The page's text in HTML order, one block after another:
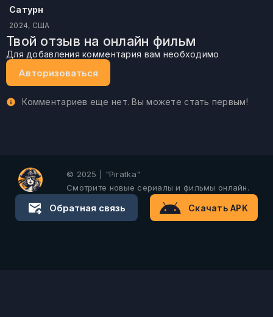
Сатурн
2024, США
Твой отзыв на онлайн фильм
Для добавления комментария вам необходимо
Авторизоваться
Комментариев еще нет. Вы можете стать первым!
© 2025 | "Piratka"
Смотрите новые сериалы и фильмы онлайн.
Обратная связь Скачать APK